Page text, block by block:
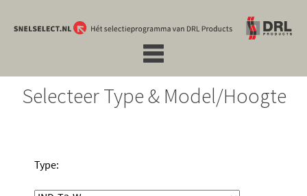
Selecteer Type & Model/Hoogte
Type: